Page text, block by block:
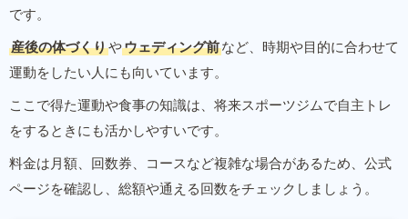
です。
産後の体づくりやウェディング前など、時期や目的に合わせて
運動をしたい人にも向いています。
ここで得た運動や食事の知識は、将来スポーツジムで自主トレ
をするときにも活かしやすいです。
料金は月額、回数券、コースなど複雑な場合があるため、公式
ページを確認し、総額や通える回数をチェックしましょう。